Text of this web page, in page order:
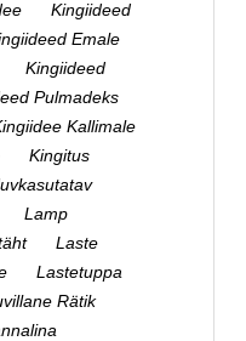
Kingiideed
Emale
Kingiideed
Pulmadeks
Kallimale
Kingitus
Lamp
Laste
Lastetuppa
Rätik